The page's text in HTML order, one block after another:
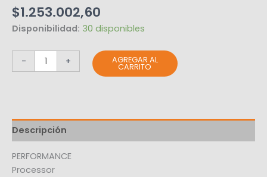
$1.253.002,60
Disponibilidad: 30 disponibles
- + AGREGAR AL
CARRITO
Descripción
PERFORMANCE
Processor